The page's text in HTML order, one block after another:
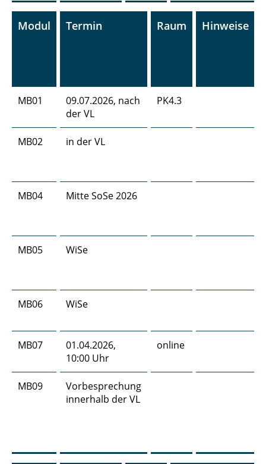
Modul Termin Raum Hinweise
MB01
09.07.2026, nach
der VL
PK4.3
MB02 in der VL
MB04 Mitte SoSe 2026
MB05 WiSe
MB06 WiSe
MB07
01.04.2026,
10:00 Uhr
online
MB09
Vorbesprechung
innerhalb der VL